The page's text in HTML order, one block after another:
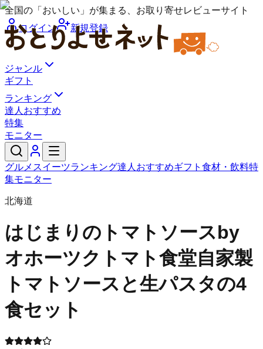
全国の「おいしい」が集まる、お取り寄せレビューサイト
ログイン
新規登録
ジャンル
ギフト
ランキング
達人おすすめ
特集
モニター
グルメ スイーツランキング達人おすすめギフト 食材・飲料特
集モニター
北海道
はじまりのトマトソースby
オホーツクトマト食堂自家製
トマトソースと生パスタの4
食セット